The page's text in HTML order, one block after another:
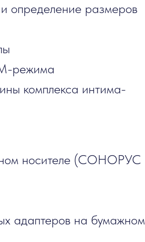
определение размеров
М-режима
комплекса интима-
носителе (СОНОРУС
адаптеров на бумажном